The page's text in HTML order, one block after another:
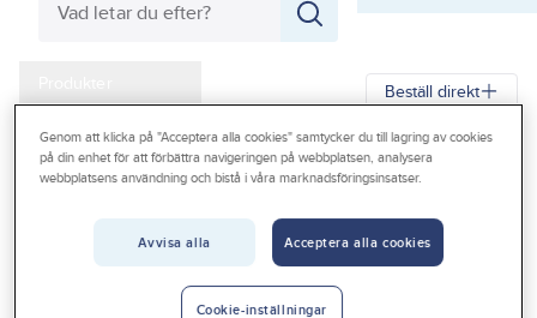
Outlet
Beställ direkt
Gelia Produkter Gelia VVS Sanitetporslin WC-sits
GUSTAVSBERG
WC-sits,
Gustavsberg
Genom att klicka på "Acceptera alla cookies" samtycker du till lagring av cookies
på din enhet för att förbättra navigeringen på webbplatsen, analysera
webbplatsens användning och bistå i våra marknadsföringsinsatser.
Avvisa alla Acceptera alla cookies
Cookie-inställningar